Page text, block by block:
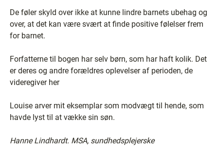
De føler skyld over ikke at kunne lindre barnets ubehag og
over, at det kan være svært at finde positive følelser frem
for barnet.
Forfatterne til bogen har selv børn, som har haft kolik. Det
er deres og andre forældres oplevelser af perioden, de
videregiver her
Louise arver mit eksemplar som modvægt til hende, som
havde lyst til at vække sin søn.
Hanne Lindhardt. MSA, sundhedsplejerske